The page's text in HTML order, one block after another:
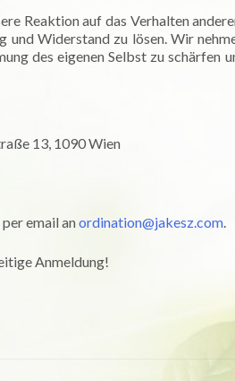
Reaktion auf das Verhalten
und Widerstand zu lösen. Wir
des eigenen Selbst zu schärfen
13, 1090 Wien
email anordination@jakesz.com.
Anmeldung!